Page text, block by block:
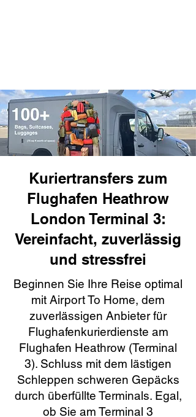
Kuriertransfers zum
Flughafen Heathrow
London Terminal 3:
Vereinfacht, zuverlässig
und stressfrei
Beginnen Sie Ihre Reise optimal
mit Airport To Home, dem
zuverlässigen Anbieter für
Flughafenkurierdienste am
Flughafen Heathrow (Terminal
3). Schluss mit dem lästigen
Schleppen schweren Gepäcks
durch überfüllte Terminals. Egal,
ob Sie am Terminal 3